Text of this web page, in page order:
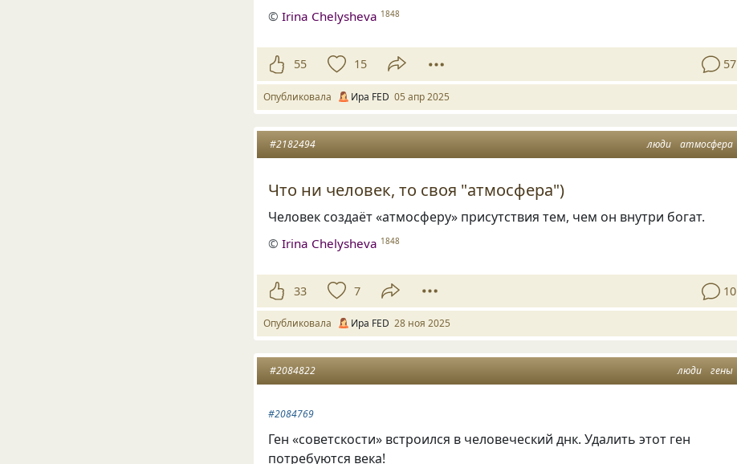
©Irina Chelysheva 1848
55 15 57
Опубликовала Ира FED 05 апр 2025
люди атмосфера
#2182494
Что ни человек, то своя "атмосфера")
Человек создаёт «атмосферу» присутствия тем, чем он внутри богат.
©Irina Chelysheva 1848
33 7 10
Опубликовала Ира FED 28 ноя 2025
люди гены
#2084822
#2084769
Ген «советскости» встроился в человеческий днк. Удалить этот ген
потребуются века!